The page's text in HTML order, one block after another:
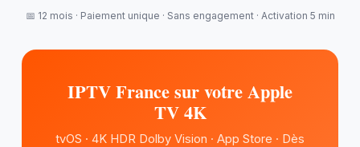
📅 12 mois · Paiement unique · Sans engagement · Activation 5 min
IPTV France sur votre Apple
TV 4K
tvOS · 4K HDR Dolby Vision · App Store · Dès